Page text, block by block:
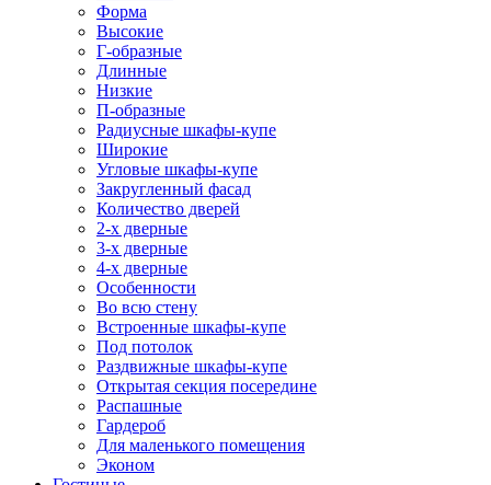
Форма
Высокие
Г-образные
Длинные
Низкие
П-образные
Радиусные шкафы-купе
Широкие
Угловые шкафы-купе
Закругленный фасад
Количество дверей
2-х дверные
3-х дверные
4-х дверные
Особенности
Во всю стену
Встроенные шкафы-купе
Под потолок
Раздвижные шкафы-купе
Открытая секция посередине
Распашные
Гардероб
Для маленького помещения
Эконом